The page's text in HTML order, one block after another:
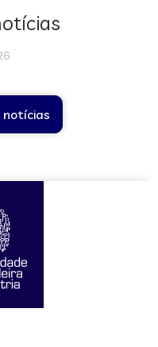
notícias